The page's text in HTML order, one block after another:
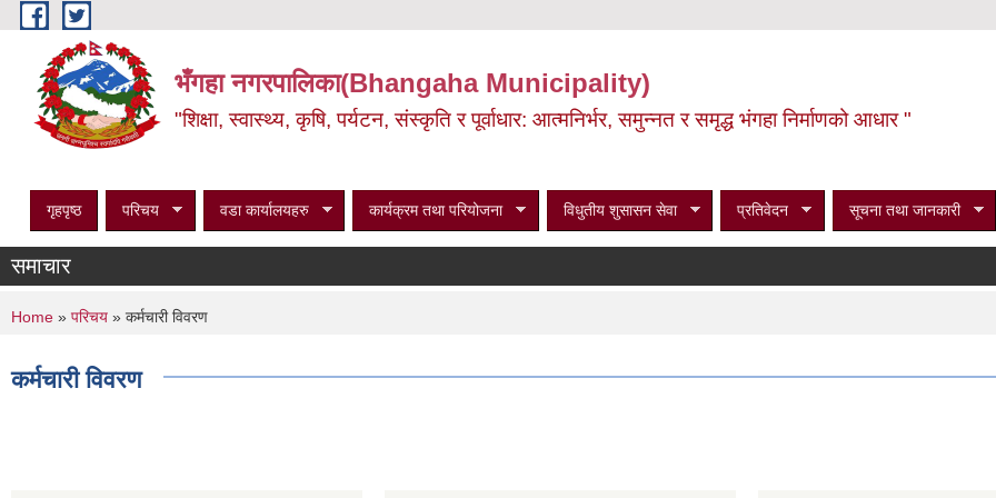
Skip to main content
भँगहा नगरपालिका(Bhangaha Municipality)
"शिक्षा, स्वास्थ्य, कृषि, पर्यटन, संस्कृति र पूर्वाधार: आत्मनिर्भर, समुन्नत र समृद्ध भंगहा निर्माणको आधार "
गृहपृष्ठ परिचय वडा कार्यालयहरु कार्यक्रम तथा परियोजना विधुतीय शुसासन सेवा प्रतिवेदन सूचना तथा जानकारी
समाचार
You are here
Home » परिचय » कर्मचारी विवरण
कर्मचारी विवरण